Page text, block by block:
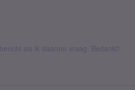
als ik daarom vraag. Bedankt!